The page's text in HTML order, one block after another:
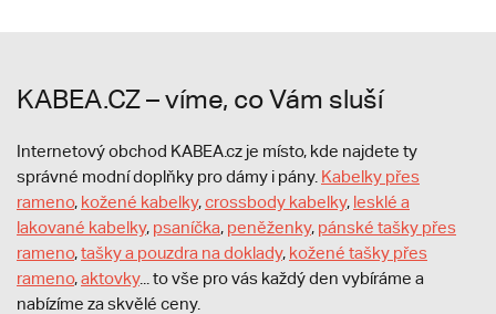
KABEA.CZ – víme, co Vám sluší
Internetový obchod KABEA.cz je místo, kde najdete ty
správné modní doplňky pro dámy i pány. Kabelky přes
rameno, kožené kabelky,crossbody kabelky, lesklé a
lakované kabelky, psaníčka, peněženky, pánské tašky přes
rameno,tašky a pouzdra na doklady, kožené tašky přes
rameno,aktovky... to vše pro vás každý den vybíráme a
nabízíme za skvělé ceny.